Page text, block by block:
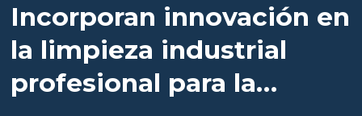
Incorporan innovación en
la limpieza industrial
profesional para la